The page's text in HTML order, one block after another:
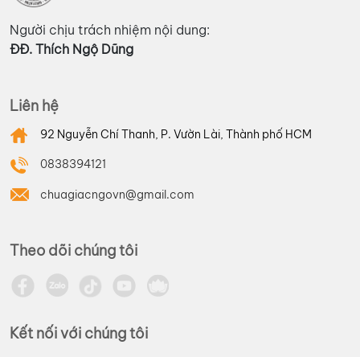
Người chịu trách nhiệm nội dung:
ĐĐ. Thích Ngộ Dũng
Liên hệ
92 Nguyễn Chí Thanh, P. Vườn Lài, Thành phố HCM
0838394121
chuagiacngovn@gmail.com
Theo dõi chúng tôi
Kết nối với chúng tôi